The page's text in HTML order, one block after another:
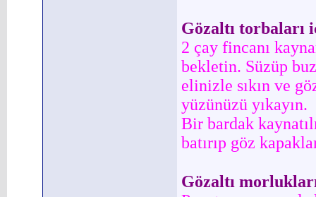
Gözaltı torbaları
2 çay fincanı
bekletin. Süzüp
elinizle sıkın ve
yüzünüzü yıkayın.
Bir bardak
batırıp göz
Gözaltı